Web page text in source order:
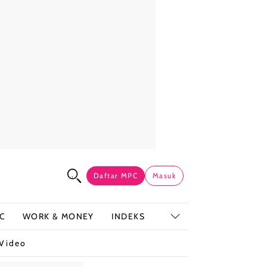
Daftar MPC Masuk
WORK & MONEY INDEKS